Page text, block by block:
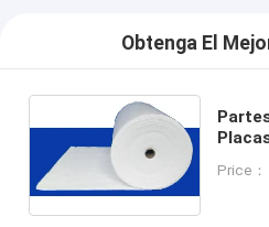
Obtenga El
Price：